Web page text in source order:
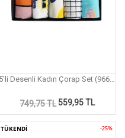
749,75 TL 559,95 TL
TÜKENDİ -25%